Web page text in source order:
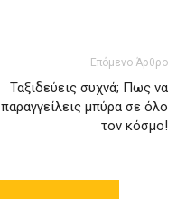
Επόμενο Άρθρο
Ταξιδεύεις συχνά; Πως να
παραγγείλεις μπύρα σε όλο
τον κόσμο!